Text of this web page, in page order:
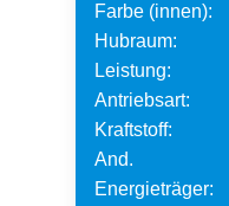
Farbe (innen):
Hubraum:
Leistung:
Antriebsart:
Kraftstoff:
And.
Energieträger: